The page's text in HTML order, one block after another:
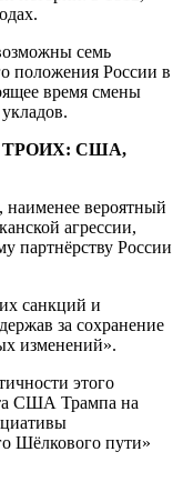
семь
положения России в
время смены
ТРОИХ: США,
вероятный
агрессии,
партнёрству России
санкций и
за сохранение
изменений».
этого
США Трампа на
Шёлкового пути»